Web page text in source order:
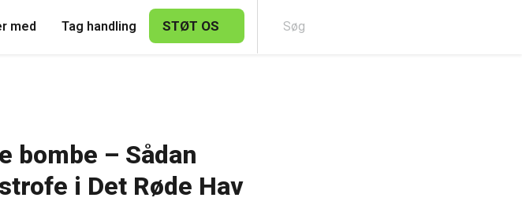
med Tag handling STØT OS
bombe – Sådan
i Det Røde Hav